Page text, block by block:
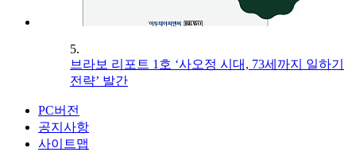
5.
브라보 리포트 1호 ‘사오정 시대, 73세까지 일하기
전략’ 발간
PC버전
공지사항
사이트맵